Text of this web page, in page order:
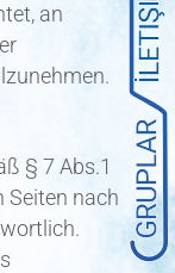
an
§ 7 Abs.1
Seiten nach